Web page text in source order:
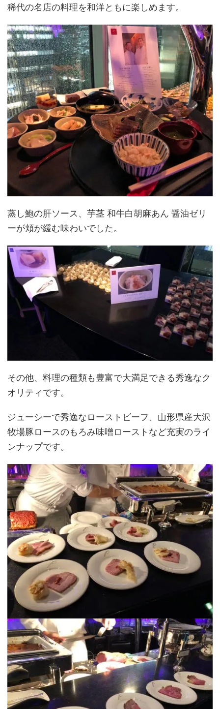
稀代の名店の料理を和洋ともに楽しめます。
蒸し鮑の肝ソース、芋茎 和牛白胡麻あん 醤油ゼリ
ーが頬が緩む味わいでした。
その他、料理の種類も豊富で大満足できる秀逸なク
オリティです。
ジューシーで秀逸なローストビーフ、山形県産大沢
牧場豚ロースのもろみ味噌ローストなど充実のライ
ンナップです。